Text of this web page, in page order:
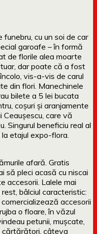
cu un soi de car
garoafe – în formă
de florile alea moarte
dar poate că a fost
vis-a-vis de carul
din flori. Manechinele
bilete a 5 lei bucata
coșuri și aranjamente
Ceaușescu, care vă
Singurul beneficiu real al
etajul expo-flora.
afară. Gratis
să pleci acasă cu niscai
accesorii. Lalele mai
bâlciul caracteristic:
accesorii
o floare, în văzul
petunii, mușcate,
cărțărători, câteva